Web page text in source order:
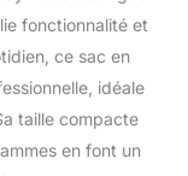
pour
de
fonctionnalité et
ce sac en
idéale
taille compacte
en font un